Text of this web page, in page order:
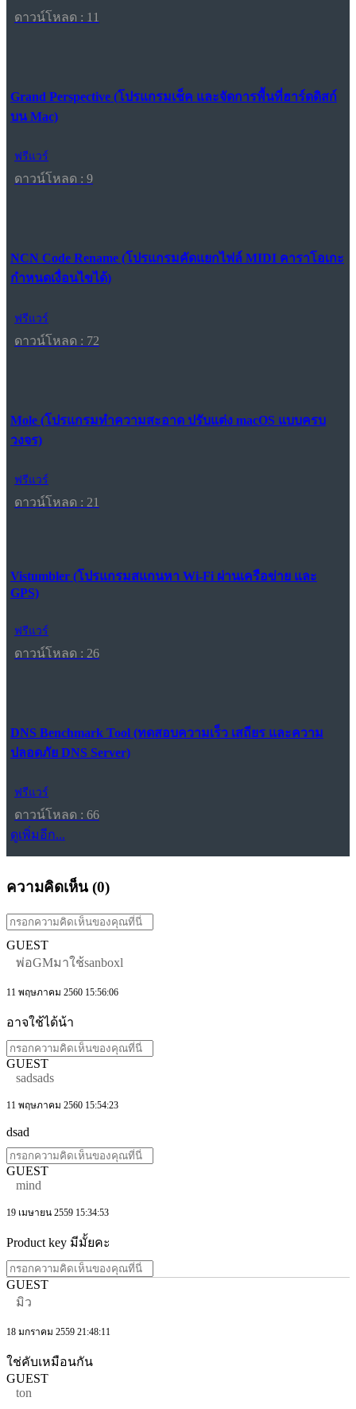
ดาวน์โหลด : 11
Grand Perspective (โปรแกรมเช็ค และจัดการพื้นที่ฮาร์ดดิสก์
บน Mac)
ฟรีแวร์
ดาวน์โหลด : 9
NCN Code Rename (โปรแกรมคัดแยกไฟล์ MIDI คาราโอเกะ
กำหนดเงื่อนไขได้)
ฟรีแวร์
ดาวน์โหลด : 72
Mole (โปรแกรมทำความสะอาด ปรับแต่ง macOS แบบครบ
วงจร)
ฟรีแวร์
ดาวน์โหลด : 21
Vistumbler (โปรแกรมสแกนหา Wi-Fi ผ่านเครือข่าย และ
GPS)
ฟรีแวร์
ดาวน์โหลด : 26
DNS Benchmark Tool (ทดสอบความเร็ว เสถียร และความ
ปลอดภัย DNS Server)
ฟรีแวร์
ดาวน์โหลด : 66
ดูเพิ่มอีก...
ความคิดเห็น (0)
GUEST
พ่อGMมาใช้sanboxl
11 พฤษภาคม 2560 15:56:06
อาจใช้ได้น้า
GUEST
sadsads
11 พฤษภาคม 2560 15:54:23
dsad
GUEST
mind
19 เมษายน 2559 15:34:53
Product key มีมั้ยคะ
GUEST
มิว
18 มกราคม 2559 21:48:11
ใช่คับเหมือนกัน
GUEST
ton